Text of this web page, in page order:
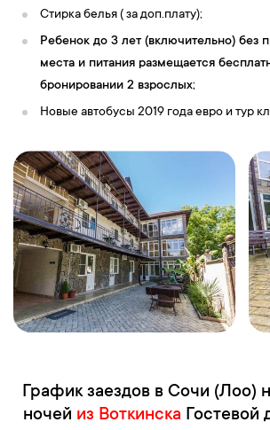
Стирка белья ( за доп.плату);
Ребенок до 3 лет (включительно) без
места и питания размещается
бронировании 2 взрослых;
Новые автобусы 2019 года евро и тур
График заездов в Сочи (Лоо)
ночей из Воткинска Гостевой